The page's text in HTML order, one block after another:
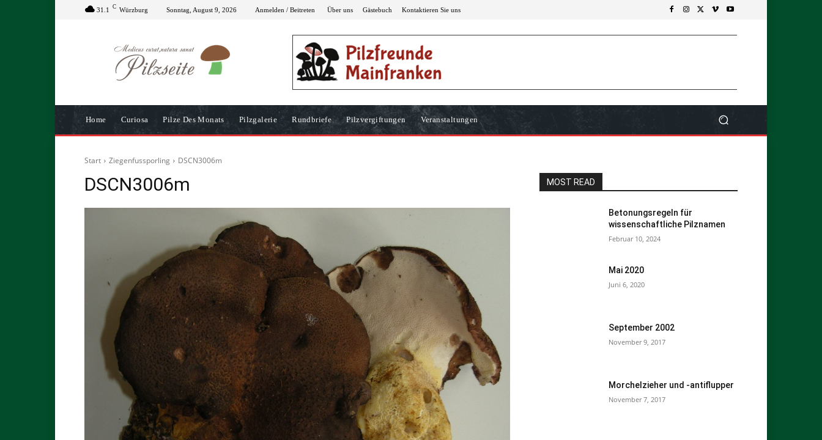
31.1 C Würzburg Sonntag, August 9, 2026 Anmelden / Beitreten Über uns Gästebuch Kontaktieren Sie uns
Home Curiosa Pilze Des Monats Pilzgalerie Rundbriefe Pilzvergiftungen Veranstaltungen
Start Ziegenfussporling DSCN3006m
DSCN3006m MOST READ
Betonungsregeln für
wissenschaftliche Pilznamen
Februar 10, 2024
Mai 2020
Juni 6, 2020
September 2002
November 9, 2017
Morchelzieher und -antiflupper
November 7, 2017